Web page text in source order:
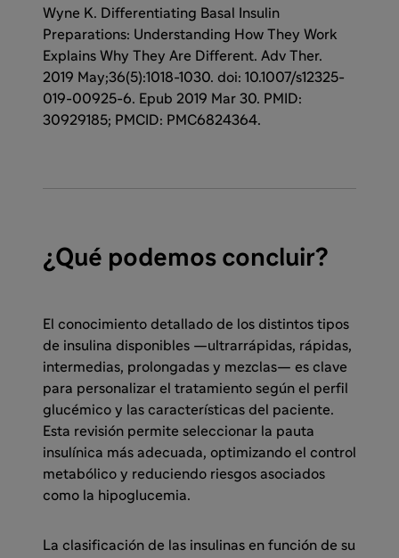
Wyne K. Differentiating Basal Insulin
Preparations: Understanding How They Work
Explains Why They Are Different. Adv Ther.
2019 May;36(5):1018-1030. doi: 10.1007/s12325-
019-00925-6. Epub 2019 Mar 30. PMID:
30929185; PMCID: PMC6824364.
¿Qué podemos concluir?
El conocimiento detallado de los distintos tipos
de insulina disponibles —ultrarrápidas, rápidas,
intermedias, prolongadas y mezclas— es clave
para personalizar el tratamiento según el perfil
glucémico y las características del paciente.
Esta revisión permite seleccionar la pauta
insulínica más adecuada, optimizando el control
metabólico y reduciendo riesgos asociados
como la hipoglucemia.
La clasificación de las insulinas en función de su